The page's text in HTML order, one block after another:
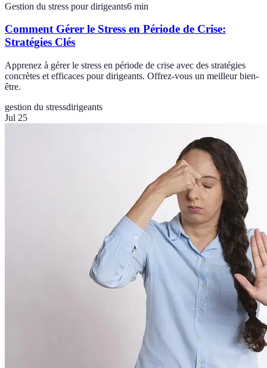
Gestion du stress pour dirigeants6 min
Comment Gérer le Stress en Période de Crise:
Stratégies Clés
Apprenez à gérer le stress en période de crise avec des stratégies
concrètes et efficaces pour dirigeants. Offrez-vous un meilleur bien-
être.
gestion du stressdirigeants
Jul 25